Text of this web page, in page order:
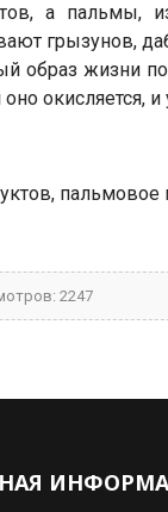
а пальмы,
грызунов,
жизни по
окисляется, и
2247